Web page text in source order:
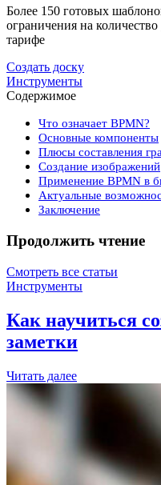
Более 150 готовых
ограничения на
тарифе
Создать доску
Инструменты
Содержимое
Что означает BPMN?
Основные компоненты
Плюсы составления
Создание изображений
Применение BPMN в
Актуальные
Заключение
Продолжить чтение
Смотреть все статьи
Инструменты
Как научиться
заметки
Читать далее